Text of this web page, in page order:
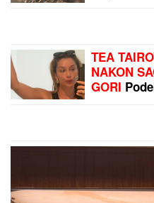
TEA
NAKON
GORI